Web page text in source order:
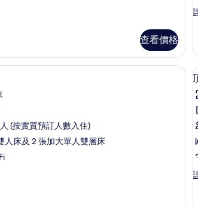
查看價格
客
詳
家庭公寓 | 高級寢具、手提電腦工作
(按實質預訂人數入住)
人床及 2 張加大單人雙層床
頂